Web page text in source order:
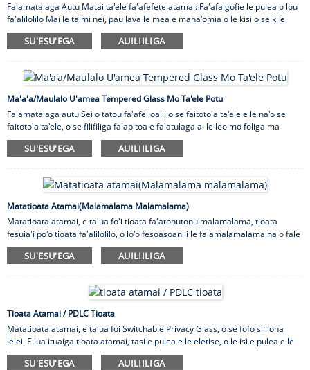
Fa'amatalaga Autu Matai ta'ele fa'afefete atamai: Fa'afaigofie le pulea o lou
fa'alilolilo Mai le taimi nei, pau lava le mea e mana'omia o le kisi o se ki e
fa'amatagofie ai ou faitoto'a ta'ele. O le tekinolosi tioata atamai ua
tu'ufa'atasia i totonu oa matou oloa e fesoasoani ia te oe e suia o latou foliga
atili le malamalama i totonu, e tatau ona e oomi le ki. Faatasi ai ma a matou
tioata faʻafefe mo puipui taʻele ma faitotoʻa, e puipuia pea lou le
faalauaiteleina! O e su'e se tioata e fa'a...
SU'ESU'EGA AUILIILIGA
Ma'a'a/Maulalo U'amea Tempered Glass Mo Ta'ele Potu
Fa'amatalaga autu Sei o tatou fa'afeiloa'i, o se faitoto'a ta'ele e le na'o se
faitoto'a ta'ele, o se filifiliga fa'apitoa e fa'atulaga ai le leo mo foliga ma
lagona o lou faleta'ele atoa. O le mea e tasi e sili ona tele i totonu o lou
faletaele ma le mea e sili ona tosina i ai. E le gata i lea, ae tatau foi ona galue
Glass, matou te iloa le ituaiga o aafiaga e mafai ona faia e le faitotoa taele
po o le tapu. Matou te iloa foi o le filifilia o le sitaili saʻo, fua, ma ...
SU'ESU'EGA AUILIILIGA
Matatioata Atamai(Malamalama Malamalama)
Matatioata atamai, e ta'ua fo'i tioata fa'atonutonu malamalama, tioata
fesuia'i po'o tioata fa'alilolilo, o lo'o fesoasoani i le fa'amalamalamaina o fale
faufale, ta'avale, totonu, ma fale gaosi oloa.
Mafiafia: I le fa'atonuga
Upu autu: I le poloaiga
Talosaga: Vaeluaga, potu taele, faapaologa, faamalama ma isi
SU'ESU'EGA AUILIILIGA
Tioata Atamai / PDLC Tioata
Matatioata atamai, e taʻua foi Switchable Privacy Glass, o se fofo sili ona
lelei. E lua ituaiga tioata atamai, tasi e pulea e le eletise, o le isi e pulea e le
la.
SU'ESU'EGA AUILIILIGA